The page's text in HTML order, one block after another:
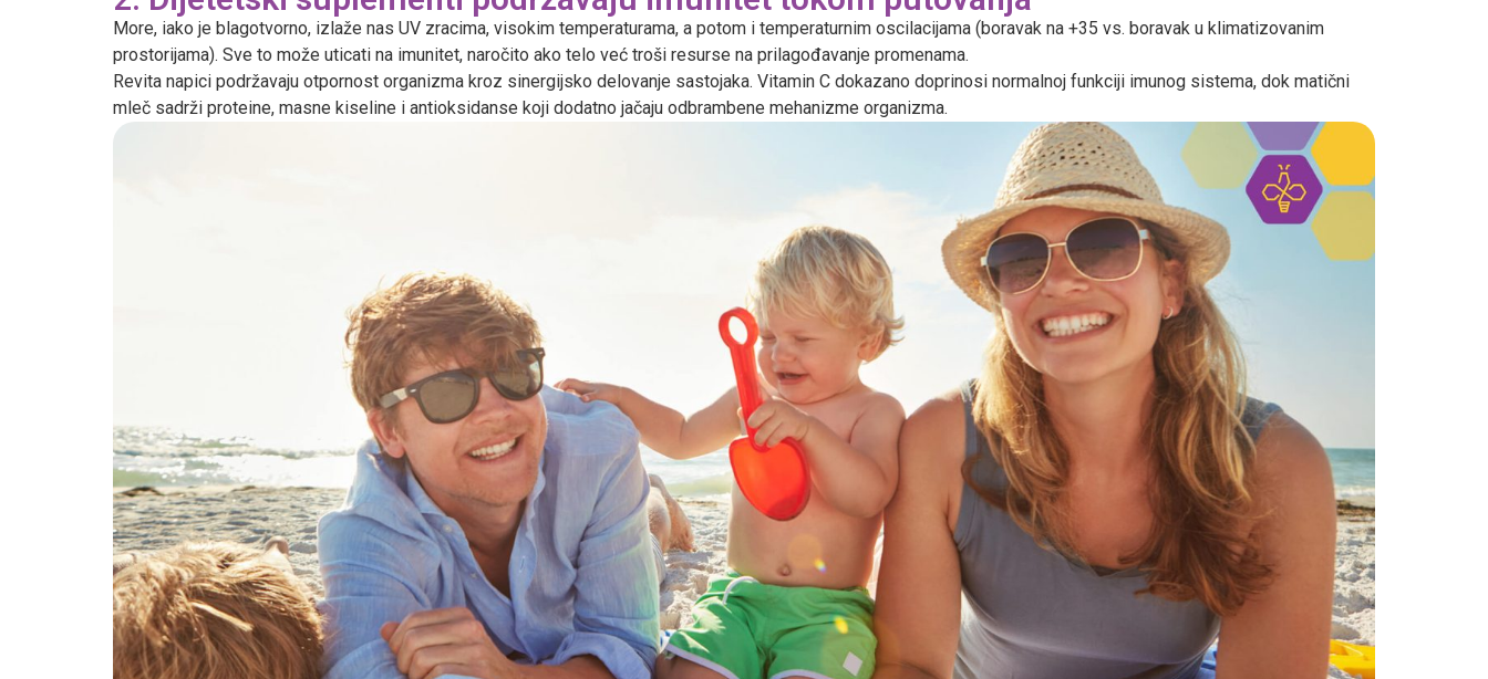
More, iako je blagotvorno, izlaže nas UV zracima, visokim temperaturama, a potom i temperaturnim oscilacijama (boravak na +35 vs. boravak u klimatizovanim
prostorijama). Sve to može uticati na imunitet, naročito ako telo već troši resurse na prilagođavanje promenama.
Revita napici podržavaju otpornost organizma kroz sinergijsko delovanje sastojaka. Vitamin C dokazano doprinosi normalnoj funkciji imunog sistema, dok matični
mleč sadrži proteine, masne kiseline i antioksidanse koji dodatno jačaju odbrambene mehanizme organizma.